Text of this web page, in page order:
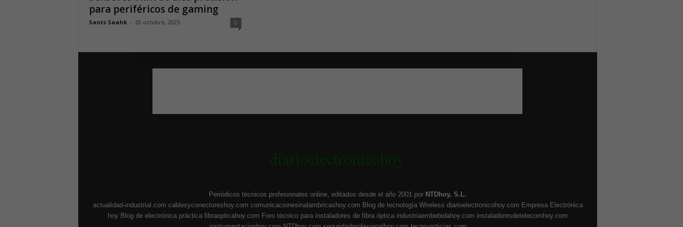
para periféricos de gaming
Sants Saahk - 20 octubre, 2025 0
Periódicos técnicos profesionales online, editados desde el año 2001 por NTDhoy, S.L.
actualidad-industrial.com cablesyconectoreshoy.com comunicacionesinalambricashoy.com Blog de tecnología Wireless diarioelectronicohoy.com Empresa Electrónica
hoy Blog de electrónica práctica fibraopticahoy.com Foro técnico para instaladores de fibra óptica industriaembebidahoy.com instaladoresdetelecomhoy.com